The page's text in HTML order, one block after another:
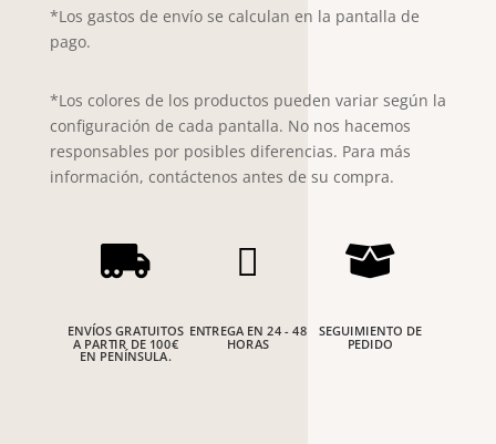
rosa
cantidad
*Los gastos de envío se calculan en la pantalla de
pago.
*Los colores de los productos pueden variar según la
configuración de cada pantalla. No nos hacemos
responsables por posibles diferencias. Para más
información, contáctenos antes de su compra.

ENVÍOS GRATUITOS
A PARTIR DE 100€
EN PENÍNSULA.

ENTREGA EN 24 - 48
HORAS

SEGUIMIENTO DE
PEDIDO